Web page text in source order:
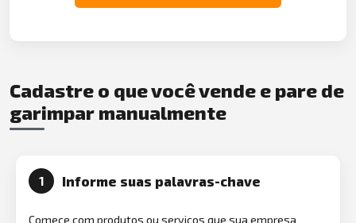
Cadastre o que você vende e pare de
garimpar manualmente
1 Informe suas palavras-chave
Comece com produtos ou serviços que sua empresa